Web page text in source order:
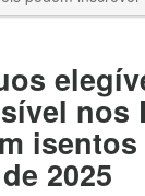
nos
2025